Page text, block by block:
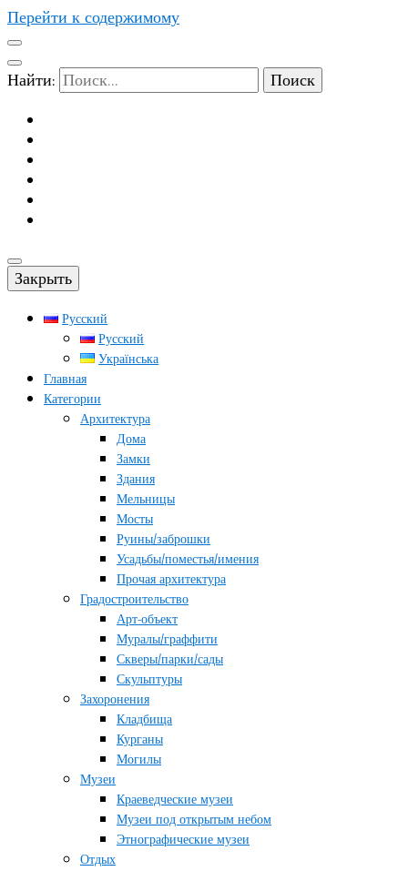
Перейти к содержимому
Найти:
Закрыть
Русский
Русский
Українська
Главная
Категории
Архитектура
Дома
Замки
Здания
Мельницы
Мосты
Руины/заброшки
Усадьбы/поместья/имения
Прочая архитектура
Градостроительство
Арт-объект
Муралы/граффити
Скверы/парки/сады
Скульптуры
Захоронения
Кладбища
Курганы
Могилы
Музеи
Краеведческие музеи
Музеи под открытым небом
Этнографические музеи
Отдых